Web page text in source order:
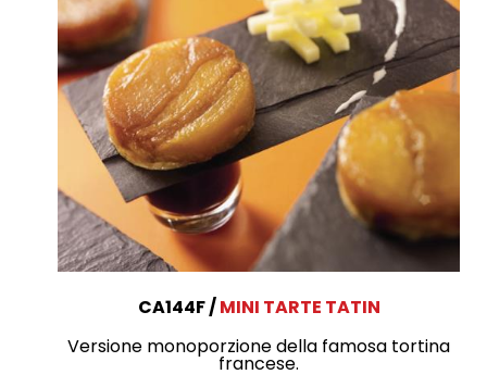
CA144F
MINI TARTE TATIN
Versione monoporzione della famosa tortina
francese.